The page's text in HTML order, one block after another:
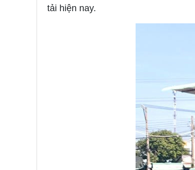
tải hiện nay.